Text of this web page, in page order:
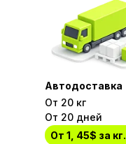
Автодоставка
От 20 кг
От 20 дней
От 1, 45$ за кг.